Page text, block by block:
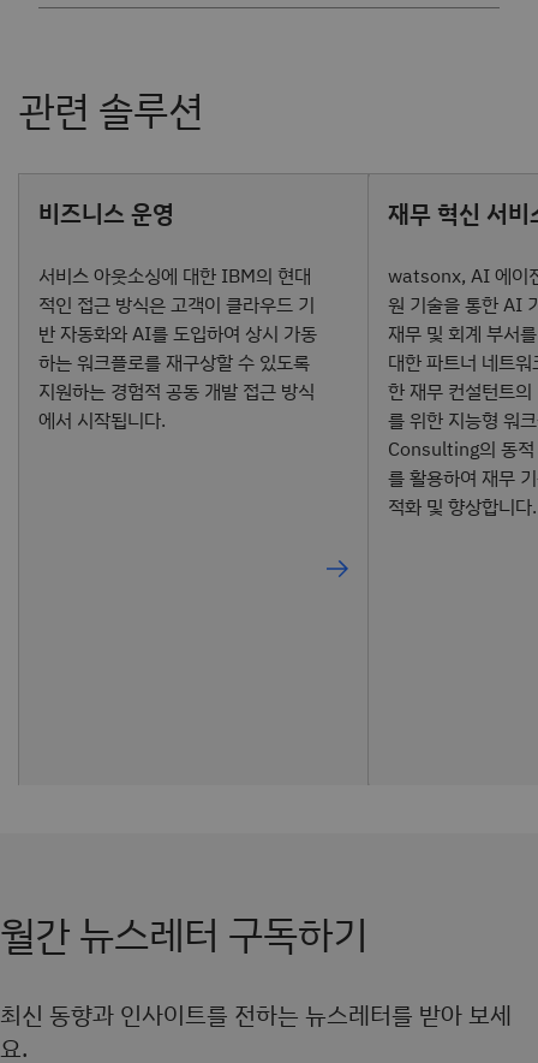
비즈니스 운영
서비스 아웃소싱에 대한 IBM의 현대
적인 접근 방식은 고객이 클라우드 기
반 자동화와 AI를 도입하여 상시 가동
하는 워크플로를 재구상할 수 있도록
지원하는 경험적 공동 개발 접근 방식
에서 시작됩니다.
재무 혁신 서비
watsonx, AI 에이
원 기술을 통한 AI
재무 및 회계 부서
대한 파트너 네트
한 재무 컨설턴트
를 위한 지능형 워
Consulting의 동적
를 활용하여 재무
적화 및 향상합니다.
월간 뉴스레터 구독하기
최신 동향과 인사이트를 전하는 뉴스레터를 받아 보세
요.